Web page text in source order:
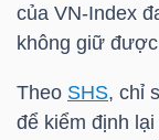
của VN-Index
không giữ
Theo SHS, chỉ
để kiểm định
CHÍNH
HÀNG